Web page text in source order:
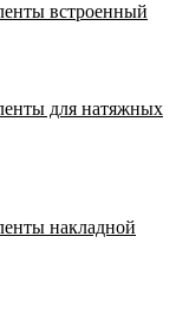
встроенный
для натяжных
накладной